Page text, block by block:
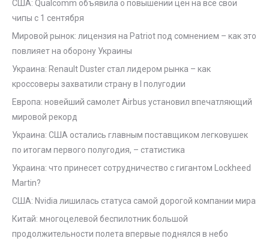
США: Qualcomm объявила о повышении цен на все свои
чипы с 1 сентября
Мировой рынок: лицензия на Patriot под сомнением – как это
повлияет на оборону Украины
Украина: Renault Duster стал лидером рынка – как
кроссоверы захватили страну в I полугодии
Европа: новейший самолет Airbus установил впечатляющий
мировой рекорд
Украина: США остались главным поставщиком легковушек
по итогам первого полугодия, – статистика
Украина: что принесет сотрудничество с гигантом Lockheed
Martin?
США: Nvidia лишилась статуса самой дорогой компании мира
Китай: многоцелевой беспилотник большой
продолжительности полета впервые поднялся в небо